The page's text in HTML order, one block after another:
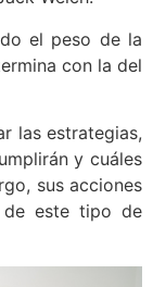
el peso de la
con la del
las estrategias,
y cuáles
sus acciones
de este tipo de